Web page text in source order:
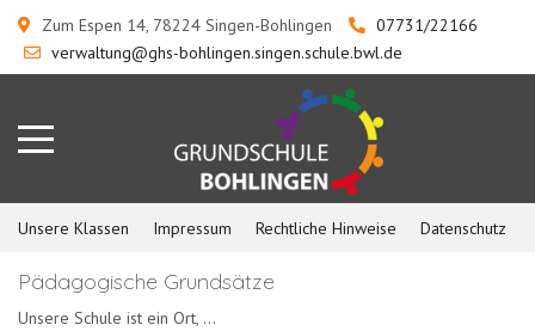
Zum Espen 14, 78224 Singen-Bohlingen
07731/22166
verwaltung@ghs-bohlingen.singen.schule.bwl.de
Unsere Klassen Impressum Rechtliche Hinweise Datenschutz
Pädagogische Grundsätze
Unsere Schule ist ein Ort, ...